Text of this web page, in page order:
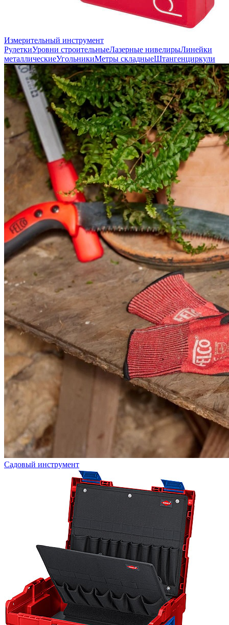
Измерительный инструмент
РулеткиУровни строительныеЛазерные нивелирыЛинейки
металлическиеУгольникиМетры складныеШтангенциркули
Садовый инструмент